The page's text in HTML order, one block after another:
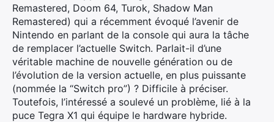
Remastered, Doom 64, Turok, Shadow Man
Remastered) qui a récemment évoqué l’avenir de
Nintendo en parlant de la console qui aura la tâche
de remplacer l’actuelle Switch. Parlait-il d’une
véritable machine de nouvelle génération ou de
l’évolution de la version actuelle, en plus puissante
(nommée la “Switch pro”) ? Difficile à préciser.
Toutefois, l’intéressé a soulevé un problème, lié à la
puce Tegra X1 qui équipe le hardware hybride.